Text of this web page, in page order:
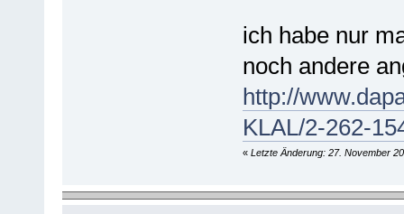
ich habe nur
noch andere
http://
KLAL/2-262-
« Letzte Änderung: 27. November